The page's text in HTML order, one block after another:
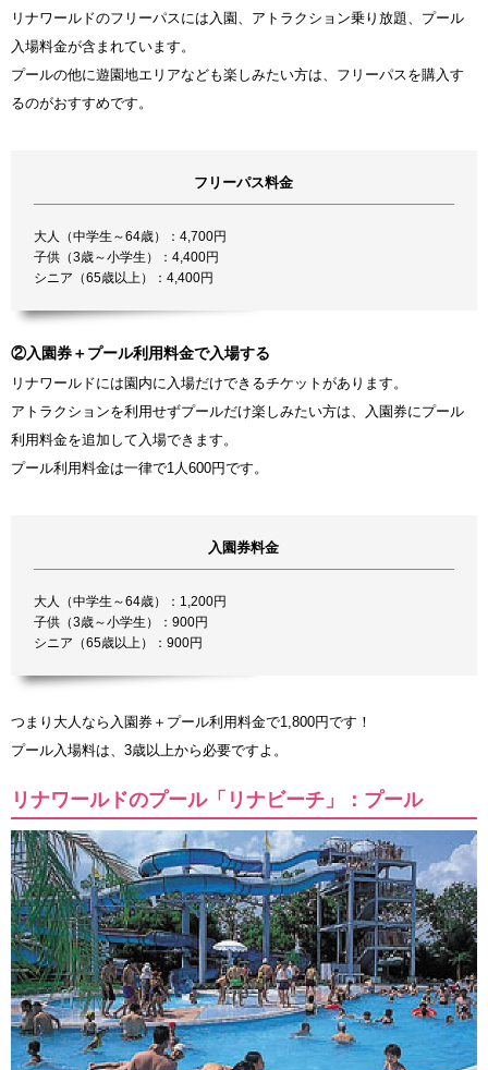
リナワールドのフリーパスには入園、アトラクション乗り放題、プール
入場料金が含まれています。
プールの他に遊園地エリアなども楽しみたい方は、フリーパスを購入す
るのがおすすめです。
フリーパス料金
大人（中学生～64歳）：4,700円
子供（3歳～小学生）：4,400円
シニア（65歳以上）：4,400円
②入園券＋プール利用料金で入場する
リナワールドには園内に入場だけできるチケットがあります。
アトラクションを利用せずプールだけ楽しみたい方は、入園券にプール
利用料金を追加して入場できます。
プール利用料金は一律で1人600円です。
入園券料金
大人（中学生～64歳）：1,200円
子供（3歳～小学生）：900円
シニア（65歳以上）：900円
つまり大人なら入園券＋プール利用料金で1,800円です！
プール入場料は、3歳以上から必要ですよ。
リナワールドのプール「リナビーチ」：プール